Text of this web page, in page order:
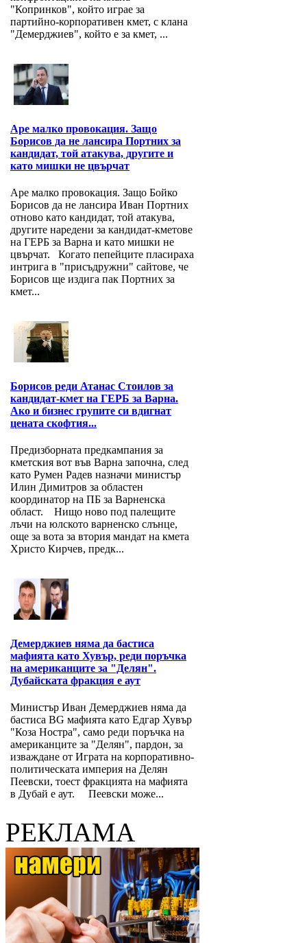
"Копринков", който играе за
партийно-корпоративен кмет, с клана
"Демерджиев", който е за кмет, ...
Аре малко провокация. Защо
Борисов да не лансира Портних за
кандидат, той атакува, другите и
като мишки не цвърчат
Аре малко провокация. Защо Бойко
Борисов да не лансира Иван Портних
отново като кандидат, той атакува,
другите наредени за кандидат-кметове
на ГЕРБ за Варна и като мишки не
цвърчат. Когато пепейците пласираха
интрига в "присъдружни" сайтове, че
Борисов ще издига пак Портних за
кмет...
Борисов реди Атанас Стоилов за
кандидат-кмет на ГЕРБ за Варна.
Ако и бизнес групите си вдигнат
цената скофтия...
Предизборната предкампания за
кметския вот във Варна започна, след
като Румен Радев назначи министър
Илин Димитров за областен
координатор на ПБ за Варнeнска
област. Нищо ново под палещите
лъчи на юлското варненско слънце,
още за вота за втория мандат на кмета
Христо Кирчев, предк...
Демерджиев няма да бастиса
мафията като Хувър, реди поръчка
на американците за "Делян".
Дубайската фракция е аут
Министър Иван Демерджиев няма да
бастиса BG мафията като Едгар Хувър
"Коза Ностра", само реди поръчка на
американците за "Делян", пардон, за
изваждане от Играта на корпоративно-
политическата империя на Делян
Пеевски, тоест фракцията на мафията
в Дубай е аут. Пеевски може...
РЕКЛАМА